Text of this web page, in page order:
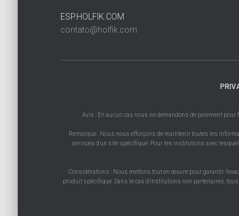
ESP.HOLFIK.COM
contato@holfik.com
Avis : En aucun cas nous ne demandons de paiement
Remarque : Nous nous efforçons de maintenir toutes les
services d'un site spécifique. Pour les institutions avec
Considérations : Nous mettons tout en œuvre pour garantir
produit spécifique. Dans le cas d'institutions non partenaires,